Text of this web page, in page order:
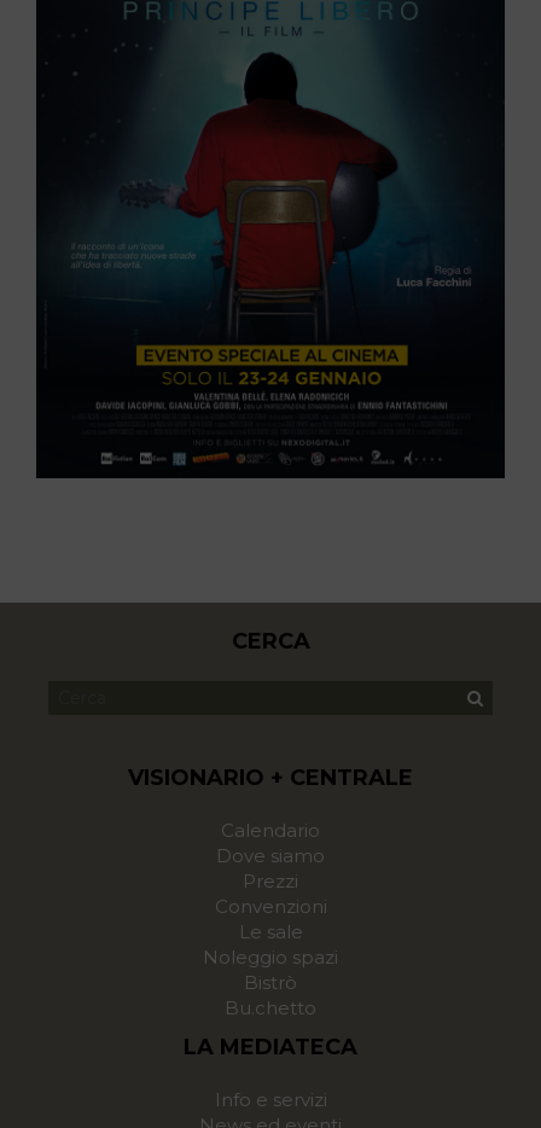
CERCA
VISIONARIO + CENTRALE
Calendario
Dove siamo
Prezzi
Convenzioni
Le sale
Noleggio spazi
Bistrò
Bu.chetto
LA MEDIATECA
Info e servizi